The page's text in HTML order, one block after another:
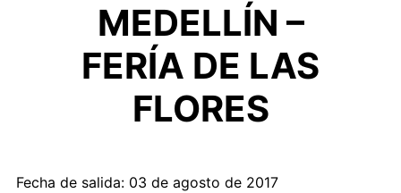
MEDELLÍN –
FERÍA DE LAS
FLORES
Fecha de salida: 03 de agosto de 2017